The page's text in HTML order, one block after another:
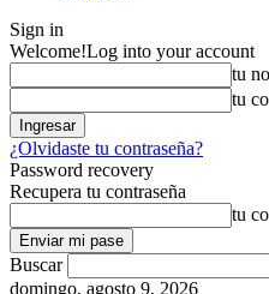
Sign in
Welcome!Log into your account
tu
tu
¿Olvidaste tu contraseña?
Password recovery
Recupera tu contraseña
tu
Buscar
domingo, agosto 9, 2026